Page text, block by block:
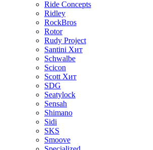
Ride Concepts
Ridley
RockBros
Rotor
Rudy Project
Santini Хит
Schwalbe
Scicon
Scott Хит
SDG
Seatylock
Sensah
Shimano
Sidi
SKS
Smoove